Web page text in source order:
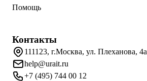
Помощь
Контакты
111123, г.Москва, ул. Плеханова, 4а
help@urait.ru
+7 (495) 744 00 12